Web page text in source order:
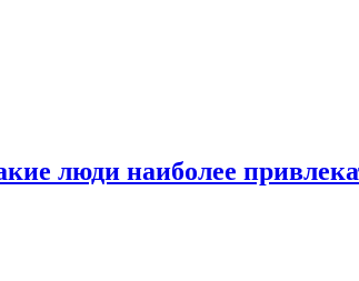
люди наиболее